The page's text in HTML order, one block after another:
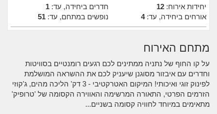
יחידות אירוח: 12 חדרים ביחידה, עד: 1
אורחים ביחידה, עד:4 נופשים במתחם, עד: 51
מתחם האירוח
על קו החוף של נתניה ממתינים לכם רגעים רומנטיים בסוויטות
וחדרים עם איבזור מסוגנן שיעניק לכם את ההשראה המושלמת
לפינוק זוגי ואיכותי! המיקום האטרקטיבי - 3 דק' הליכה מהים, ג'קוזי
הזרמים הפרטי, התאורה המרשימה והאווירה הקסומה של 'טרופיק'
מתאימים במיוחד לחוויה קסומה בשניים...